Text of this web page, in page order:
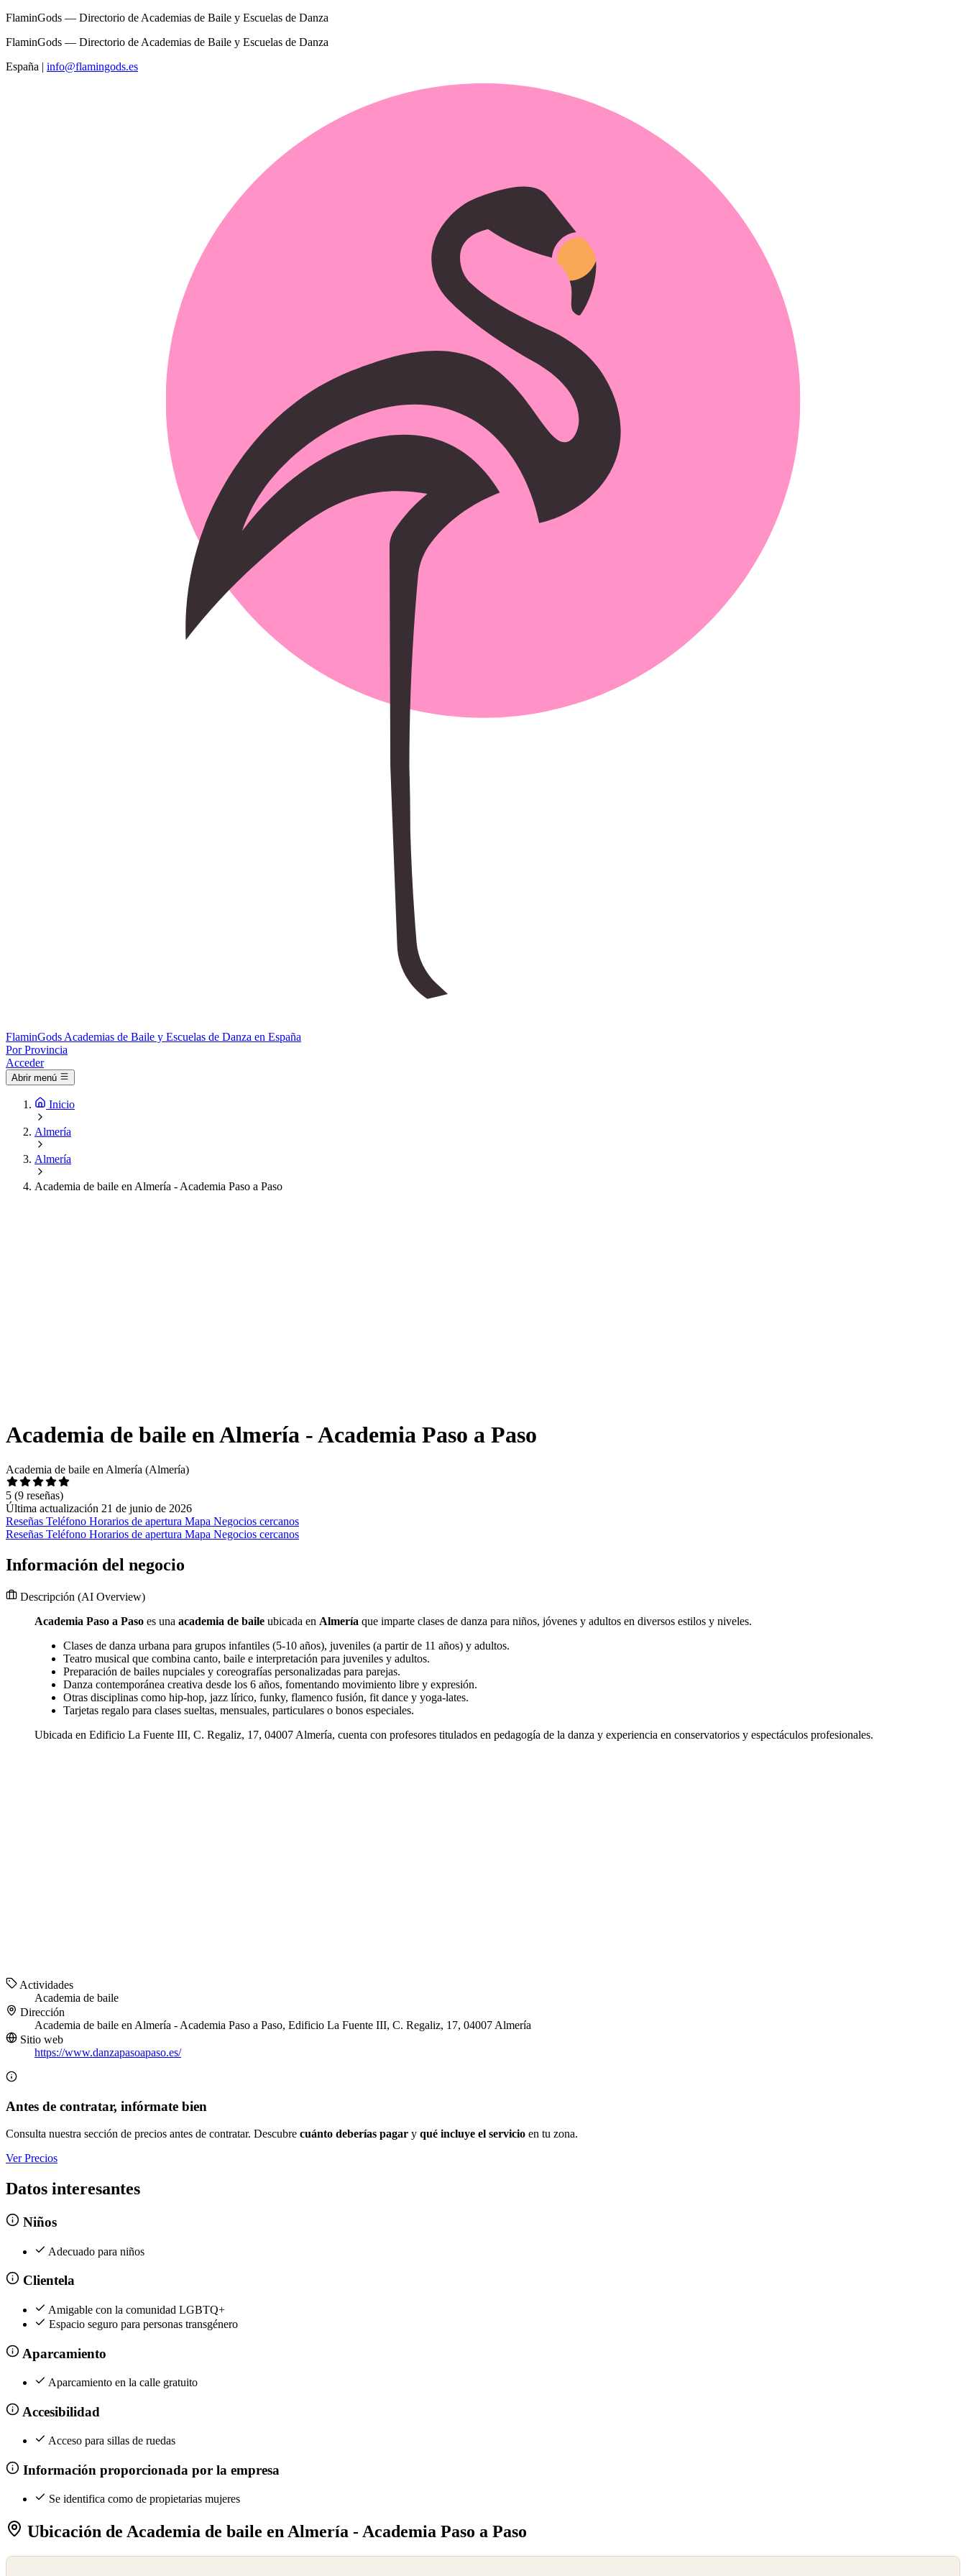
FlaminGods — Directorio de Academias de Baile y Escuelas de Danza
FlaminGods — Directorio de Academias de Baile y Escuelas de Danza
España | info@flamingods.es
FlaminGods Academias de Baile y Escuelas de Danza en España
Por Provincia
Acceder
Abrir menú
Inicio
Almería
Almería
Academia de baile en Almería - Academia Paso a Paso
Academia de baile en Almería - Academia Paso a Paso
Academia de baile en Almería (Almería)
5 (9 reseñas)
Última actualización 21 de junio de 2026
Reseñas Teléfono Horarios de apertura Mapa Negocios cercanos
Reseñas Teléfono Horarios de apertura Mapa Negocios cercanos
Información del negocio
Descripción (AI Overview)
Academia Paso a Paso es una academia de baile ubicada en Almería que imparte clases de danza para niños, jóvenes y adultos en diversos estilos y niveles.
Clases de danza urbana para grupos infantiles (5-10 años), juveniles (a partir de 11 años) y adultos.
Teatro musical que combina canto, baile e interpretación para juveniles y adultos.
Preparación de bailes nupciales y coreografías personalizadas para parejas.
Danza contemporánea creativa desde los 6 años, fomentando movimiento libre y expresión.
Otras disciplinas como hip-hop, jazz lírico, funky, flamenco fusión, fit dance y yoga-lates.
Tarjetas regalo para clases sueltas, mensuales, particulares o bonos especiales.
Ubicada en Edificio La Fuente III, C. Regaliz, 17, 04007 Almería, cuenta con profesores titulados en pedagogía de la danza y experiencia en conservatorios y espectáculos profesionales.
Actividades
Academia de baile
Dirección
Academia de baile en Almería - Academia Paso a Paso, Edificio La Fuente III, C. Regaliz, 17, 04007 Almería
Sitio web
https://www.danzapasoapaso.es/
Antes de contratar, infórmate bien
Consulta nuestra sección de precios antes de contratar. Descubre cuánto deberías pagar y qué incluye el servicio en tu zona.
Ver Precios
Datos interesantes
Niños
Adecuado para niños
Clientela
Amigable con la comunidad LGBTQ+
Espacio seguro para personas transgénero
Aparcamiento
Aparcamiento en la calle gratuito
Accesibilidad
Acceso para sillas de ruedas
Información proporcionada por la empresa
Se identifica como de propietarias mujeres
Ubicación de Academia de baile en Almería - Academia Paso a Paso